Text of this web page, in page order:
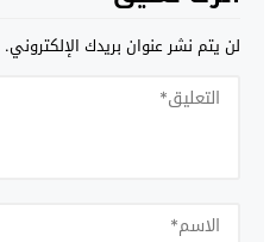
لن يتم نشر عنوان بريدك الإلكتروني.